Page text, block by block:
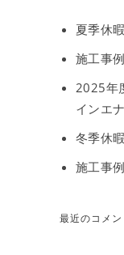
夏季休
施工事
2025年
インエ
冬季休
施工事
最近のコメン